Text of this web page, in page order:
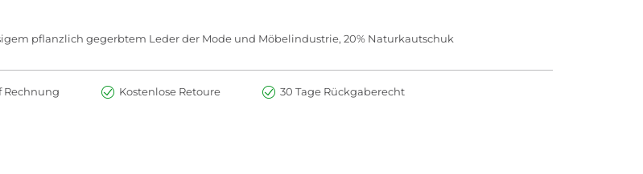
pflanzlich gegerbtem Leder der Mode und Möbelindustrie, 20% Naturkautschuk
Rechnung Kostenlose Retoure 30 Tage Rückgaberecht